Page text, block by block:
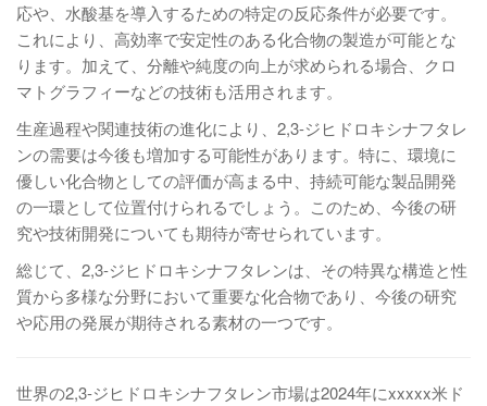
応や、水酸基を導入するための特定の反応条件が必要です。
これにより、高効率で安定性のある化合物の製造が可能とな
ります。加えて、分離や純度の向上が求められる場合、クロ
マトグラフィーなどの技術も活用されます。
生産過程や関連技術の進化により、2,3-ジヒドロキシナフタレ
ンの需要は今後も増加する可能性があります。特に、環境に
優しい化合物としての評価が高まる中、持続可能な製品開発
の一環として位置付けられるでしょう。このため、今後の研
究や技術開発についても期待が寄せられています。
総じて、2,3-ジヒドロキシナフタレンは、その特異な構造と性
質から多様な分野において重要な化合物であり、今後の研究
や応用の発展が期待される素材の一つです。
世界の2,3-ジヒドロキシナフタレン市場は2024年にxxxxx米ド